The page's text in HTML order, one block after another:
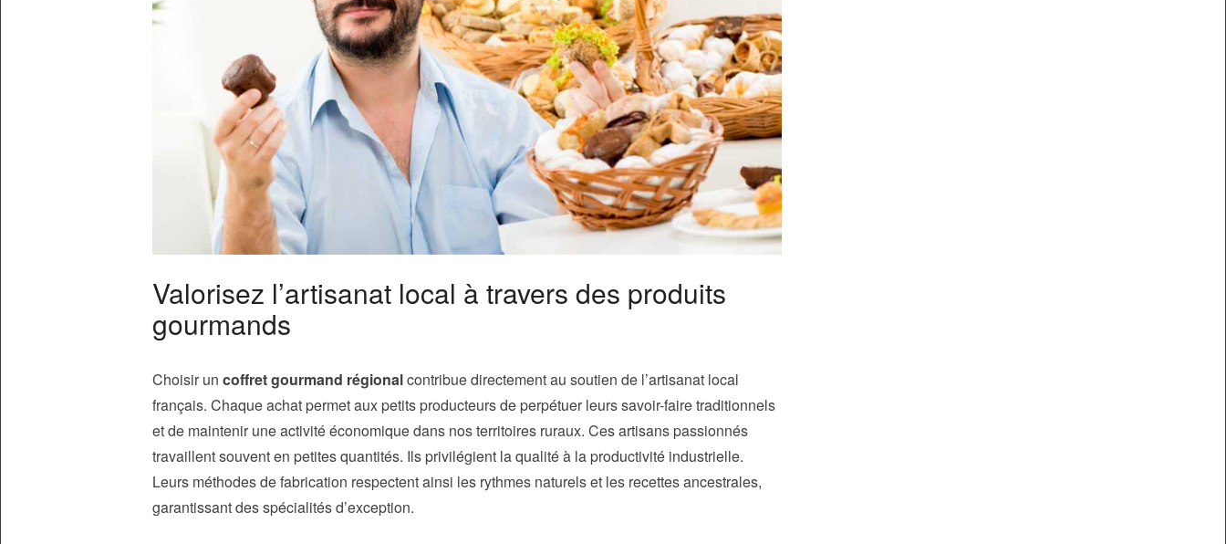
Valorisez l’artisanat local à travers des produits
gourmands
Choisir un coffret gourmand régionalcontribue directement au soutien de l’artisanat local
français. Chaque achat permet aux petits producteurs de perpétuer leurs savoir-faire traditionnels
et de maintenir une activité économique dans nos territoires ruraux. Ces artisans passionnés
travaillent souvent en petites quantités. Ils privilégient la qualité à la productivité industrielle.
Leurs méthodes de fabrication respectent ainsi les rythmes naturels et les recettes ancestrales,
garantissant des spécialités d’exception.